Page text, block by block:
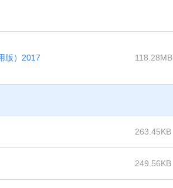
版）2017 118.28MB
263.45KB
249.56KB